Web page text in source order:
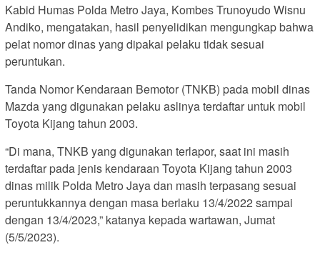
Kabid Humas Polda Metro Jaya, Kombes Trunoyudo Wisnu
Andiko, mengatakan, hasil penyelidikan mengungkap bahwa
pelat nomor dinas yang dipakai pelaku tidak sesuai
peruntukan.
Tanda Nomor Kendaraan Bemotor (TNKB) pada mobil dinas
Mazda yang digunakan pelaku aslinya terdaftar untuk mobil
Toyota Kijang tahun 2003.
“Di mana, TNKB yang digunakan terlapor, saat ini masih
terdaftar pada jenis kendaraan Toyota Kijang tahun 2003
dinas milik Polda Metro Jaya dan masih terpasang sesuai
peruntukkannya dengan masa berlaku 13/4/2022 sampai
dengan 13/4/2023,” katanya kepada wartawan, Jumat
(5/5/2023).